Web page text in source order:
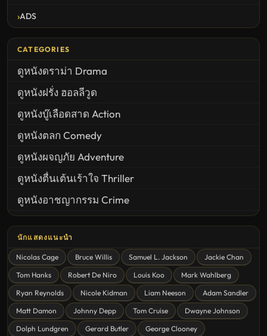
ADS
CATEGORIES
ดูหนังดราม่า Drama
ดูหนังฝรั่ง ฮอลลีวูด
ดูหนังบู๊เลือดสาด Action
ดูหนังตลก Comedy
ดูหนังผจญภัย Adventure
ดูหนังตื่นเต้นเร้าใจ Thriller
ดูหนังอาชญากรรม Crime
ดูหนังสยองขวัญ Horror
ดูหนังโรแมนติก Romance
หนังชีวิต
ดูหนังแฟนตาซี Fantasy
ดูหนังลึกลับ Mystery
นักแสดงแนะนำ
Nicolas Cage Bruce Willis Samuel L. Jackson
Jackie Chan
Tom Hanks
Robert De Niro Louis Koo
Mark Wahlberg
Ryan Reynolds
Nicole Kidman Liam Neeson
Adam Sandler
Matt Damon
Johnny Depp Tom Cruise
Dwayne Johnson
Dolph Lundgren
Gerard Butler
George Clooney